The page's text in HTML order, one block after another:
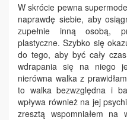
W skrócie pewna
naprawdę siebie, aby
zupełnie inną osobą,
plastyczne. Szybko się
do tego, aby być cały
wdrapania się na niego
nierówna walka z
to walka bezwzględna i
wpływa również na jej
zresztą wspomniałem na